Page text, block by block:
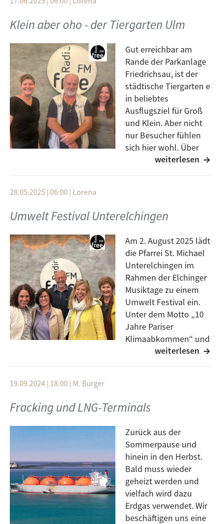
wie man sich bei der Donau-Energie einbringen kann,
Klein aber oho - der Tiergarten Ulm
Gut erreichbar am
Rande der Parkanlage
Friedrichsau, ist der
städtische Tiergarten e
in beliebtes
Ausflugsziel für Groß
und Klein. Aber nicht
nur Besucher fühlen
sich hier wohl. Über
2000 Tiere haben hier
Jabs, Zooopädagogin im Tiergarten Ulm.
weiterlesen
28.05.2025 | 06:00 | Lorena
Umwelt Festival Unterelchingen
Am 2. August 2025 lädt
die Pfarrei St. Michael
Unterelchingen im
Rahmen der Elchinger
Musiktage zu einem
Umwelt Festival ein.
Unter dem Motto „10
Jahre Pariser
Klimaabkommen“ und
"Laudatio si“ dreht
gestalten den Tag mit einem Basar für Nachhaltigkeit,
Verpflegung im historischen Pfarrhof-Ensemble. Ziel
ist es, Menschen zu vernetzten, Wissen zu teilen und
gemeinsam an Lösungen für eine lebenswerte
Zukunft zu arbeiten.
Aktuell werden noch regionale Betriebe und
Einrichtungen gesucht, die sich mit Vorträgen,
Ständen oder Aktionen einbringen möchten.
weiterlesen
19.09.2024 | 18:00 | M. Burger
Fracking und LNG-Terminals
Zurück aus der
Sommerpause und
hinein in den Herbst.
Bald muss wieder
geheizt werden und
vielfach wird dazu
Erdgas verwendet. Wir
beschäftigen uns eine